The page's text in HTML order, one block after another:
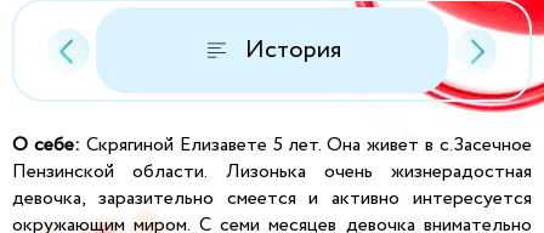
История
О себе: Скрягиной Елизавете 5 лет. Она живет в с.Засечное
Пензинской области. Лизонька очень жизнерадостная
девочка, заразительно смеется и активно интересуется
окружающим миром. С семи месяцев девочка внимательно